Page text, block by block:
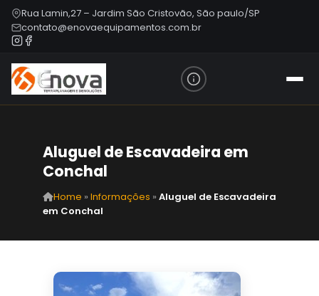
Rua Lamin,27 – Jardim São Cristovão, São paulo/SP
contato@enovaequipamentos.com.br
Aluguel de Escavadeira em
Conchal
Home » Informações » Aluguel de Escavadeira
em Conchal